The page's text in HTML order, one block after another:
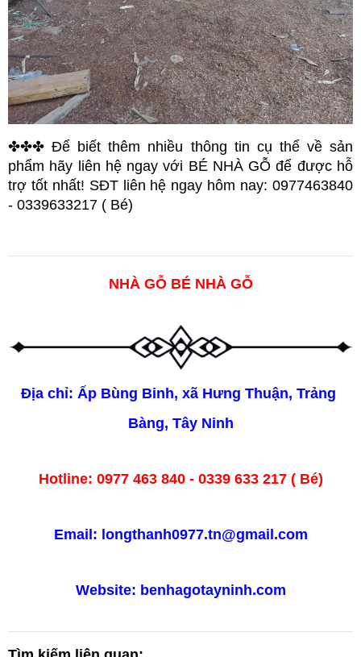
✤✤✤ Để biết thêm nhiều thông tin cụ thể về sản
phẩm hãy liên hệ ngay với BÉ NHÀ GỖ để được hỗ
trợ tốt nhất! SĐT liên hệ ngay hôm nay: 0977463840
- 0339633217 ( Bé)
NHÀ GỖ BÉ NHÀ GỖ
Địa chỉ: Ấp Bùng Binh, xã Hưng Thuận, Trảng
Bàng, Tây Ninh
Hotline: 0977 463 840 - 0339 633 217 ( Bé)
Email: longthanh0977.tn@gmail.com
Website: benhagotayninh.com